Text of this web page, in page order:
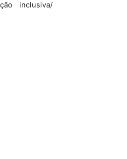
inclusiva/